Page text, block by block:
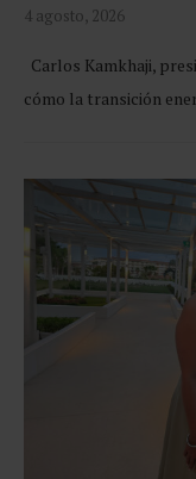
4 agosto, 2026
Carlos Kamkhaji,
cómo la transición